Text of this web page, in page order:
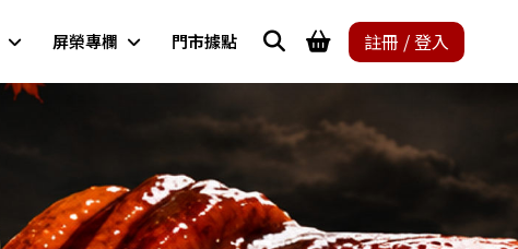
屏榮專欄 門市據點 註冊 / 登入